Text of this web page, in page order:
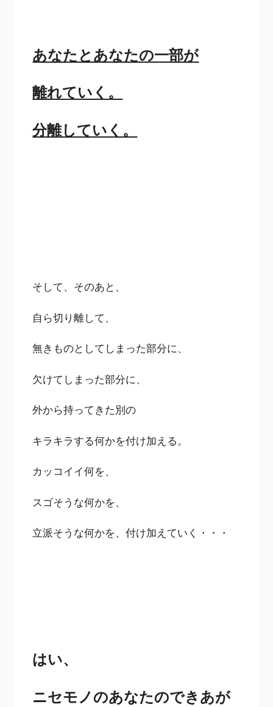
あなたとあなたの一部が
離れていく。
分離していく。
そして、そのあと、
自ら切り離して、
無きものとしてしまった部分に、
欠けてしまった部分に、
外から持ってきた別の
キラキラする何かを付け加える。
カッコイイ何を、
スゴそうな何かを、
立派そうな何かを、付け加えていく・・・
はい、
ニセモノのあなたのできあが